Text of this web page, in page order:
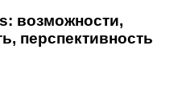
возможности,
перспективность